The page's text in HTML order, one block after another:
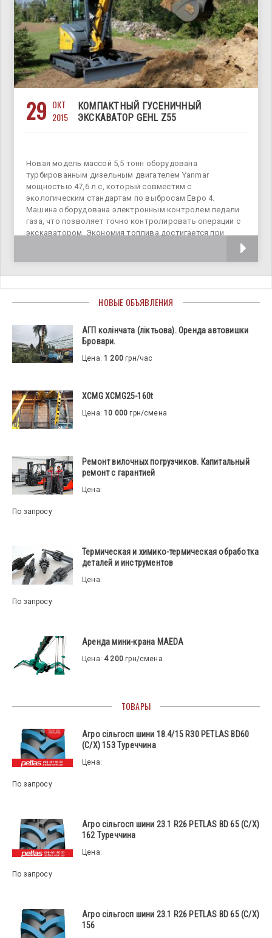
29 ОКТ
2015
КОМПАКТНЫЙ ГУСЕНИЧНЫЙ
ЭКСКАВАТОР GEHL Z55
Новая модель массой 5,5 тонн оборудована
турбированным дизельным двигателем Yanmar
мощностью 47,6 л.с, который совместим с
экологическим стандартам по выбросам Евро 4.
Машина оборудована электронным контролем педали
газа, что позволяет точно контролировать операции с
экскаватором. Экономия топлива достигается при
НОВЫЕ ОБЪЯВЛЕНИЯ
АГП колінчата (ліктьова). Оренда автовишки
Бровари.
Цена:1 200 грн/час
XCMG XCMG25-160t
Цена:10 000 грн/смена
Ремонт вилочных погрузчиков. Капитальный
ремонт с гарантией
Цена:
По запросу
Термическая и химико-термическая обработка
деталей и инструментов
Цена:
По запросу
Аренда мини-крана MAEDA
Цена: 4 200 грн/смена
ТОВАРЫ
Агро сільгосп шини 18.4/15 R30 PETLAS BD60
(С/Х) 153 Туреччина
Цена:
По запросу
Агро сільгосп шини 23.1 R26 PETLAS BD 65 (С/Х)
162 Туреччина
Цена:
По запросу
Агро сільгосп шини 23.1 R26 PETLAS BD 65 (С/Х)
156